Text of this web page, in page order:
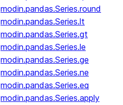
modin.pandas.Series.round
modin.pandas.Series.lt
modin.pandas.Series.gt
modin.pandas.Series.le
modin.pandas.Series.ge
modin.pandas.Series.ne
modin.pandas.Series.eq
modin.pandas.Series.apply